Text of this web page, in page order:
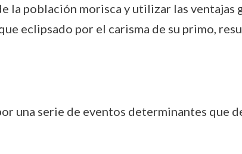
la población morisca y utilizar las ventajas
eclipsado por el carisma de su primo,
una serie de eventos determinantes que